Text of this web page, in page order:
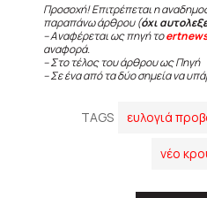
Προσοχή! Επιτρέπεται η
παραπάνω άρθρου (όχι
– Αναφέρεται ως πηγή το
αναφορά.
– Στο τέλος του άρθρου ως Πηγή
– Σε ένα από τα δύο σημεία να
TAGS ευλογιά
νέο